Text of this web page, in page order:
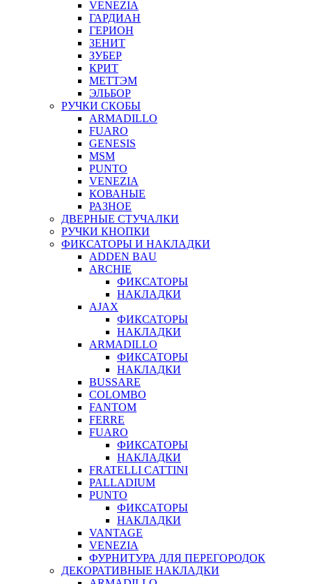
VENEZIA
ГАРДИАН
ГЕРИОН
ЗЕНИТ
ЗУБЕР
КРИТ
МЕТТЭМ
ЭЛЬБОР
РУЧКИ СКОБЫ
ARMADILLO
FUARO
GENESIS
MSM
PUNTO
VENEZIA
КОВАНЫЕ
РАЗНОЕ
ДВЕРНЫЕ СТУЧАЛКИ
РУЧКИ КНОПКИ
ФИКСАТОРЫ И НАКЛАДКИ
ADDEN BAU
ARCHIE
ФИКСАТОРЫ
НАКЛАДКИ
AJAX
ФИКСАТОРЫ
НАКЛАДКИ
ARMADILLO
ФИКСАТОРЫ
НАКЛАДКИ
BUSSARE
COLOMBO
FANTOM
FERRE
FUARO
ФИКСАТОРЫ
НАКЛАДКИ
FRATELLI CATTINI
PALLADIUM
PUNTO
ФИКСАТОРЫ
НАКЛАДКИ
VANTAGE
VENEZIA
ФУРНИТУРА ДЛЯ ПЕРЕГОРОДОК
ДЕКОРАТИВНЫЕ НАКЛАДКИ